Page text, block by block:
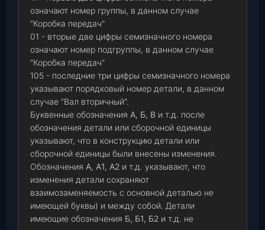
означают номер группы, в данном случае
"Коробка передач"
01 - вторые две цифры семизначного номера
означают номер подгруппы, в данном случае
"Коробка передач"
105 - последние три цифры семизначного номера
указывают порядковый номер детали, в данном
случае "Вал вторичный".
Буквенные обозначения А, Б, В и т.д. после
обозначения детали или сборочной единицы
указывают, что в конструкцию детали или
сборочной единицы были внесены изменения.
Обозначения А, А1, А2 и т.д. указывают, что
изменения детали сохраняют
взаимозаменяемость с основной деталью не
имеющей буквы) и между собой. Детали
имеющие обозначения Б, Б1, Б2 и т.д. не